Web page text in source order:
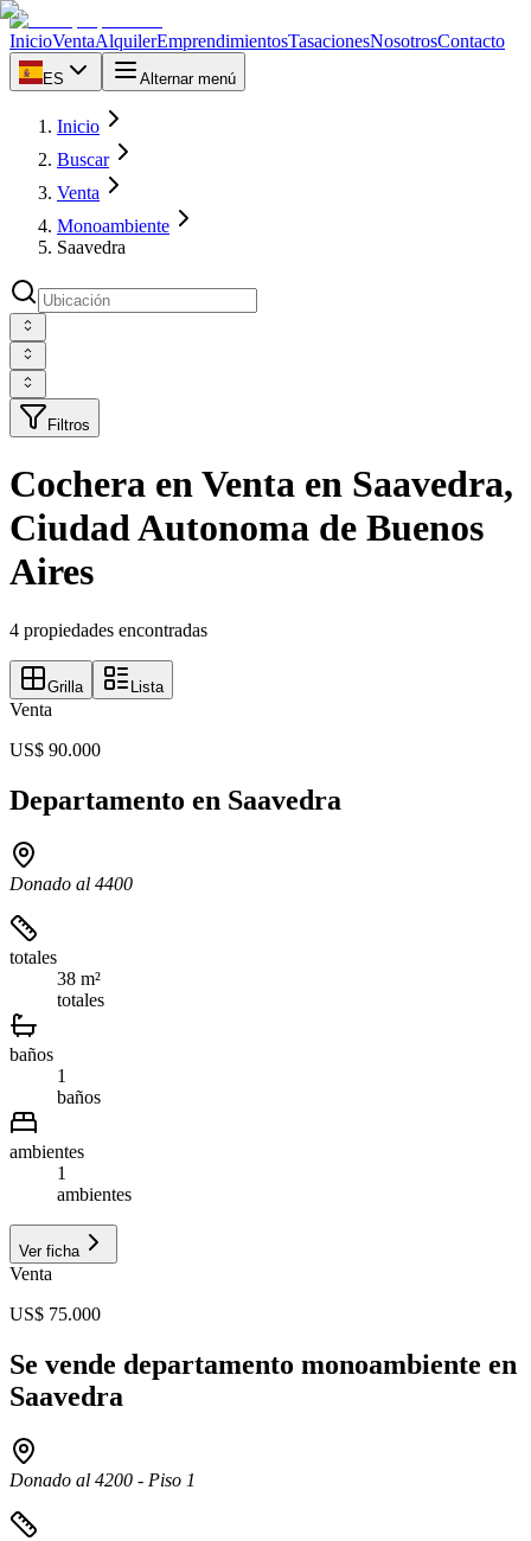
InicioVentaAlquilerEmprendimientosTasacionesNosotrosContacto
ES Alternar menú
Inicio
Buscar
Venta
Monoambiente
Saavedra
Filtros
Cochera en Venta en Saavedra,
Ciudad Autonoma de Buenos
Aires
4 propiedades encontradas
Grilla Lista
Venta
US$ 90.000
Departamento en Saavedra
Donado al 4400
totales
38 m²
totales
baños
1
baños
ambientes
1
ambientes
Ver ficha
Venta
US$ 75.000
Se vende departamento monoambiente en
Saavedra
Donado al 4200 - Piso 1